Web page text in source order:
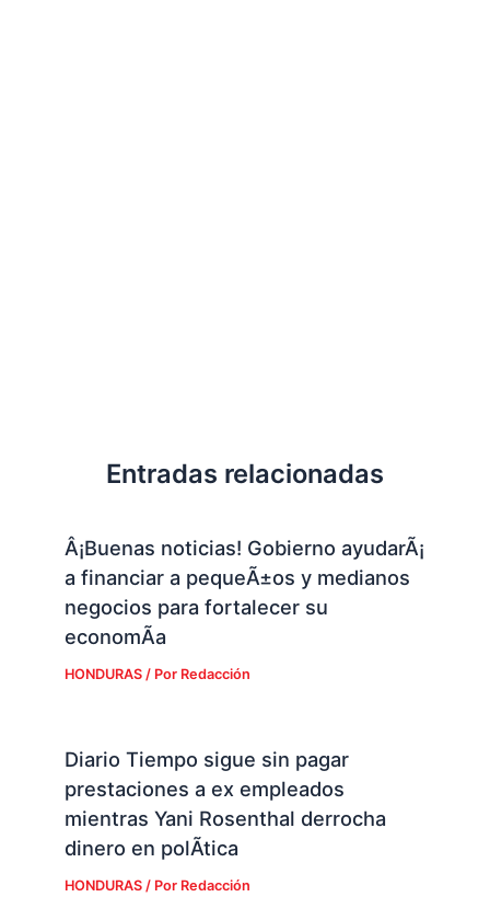
Entradas relacionadas
Â¡Buenas noticias! Gobierno ayudarÃ¡
a financiar a pequeÃ±os y medianos
negocios para fortalecer su
economÃ­a
HONDURAS/ Por Redacción
Diario Tiempo sigue sin pagar
prestaciones a ex empleados
mientras Yani Rosenthal derrocha
dinero en polÃ­tica
HONDURAS/ Por Redacción